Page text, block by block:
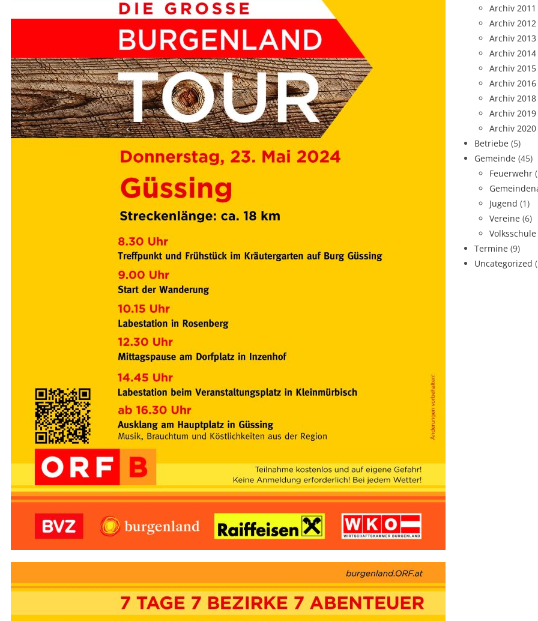
Archiv 2011
Archiv 2012
Archiv 2013
Archiv 2014
Archiv 2015
Archiv 2016
Archiv 2018
Archiv 2019
Archiv 2020
Betriebe (5)
Gemeinde (45)
Feuerwehr
Jugend (1)
Vereine (6)
Volksschule
Termine (9)
Uncategorized